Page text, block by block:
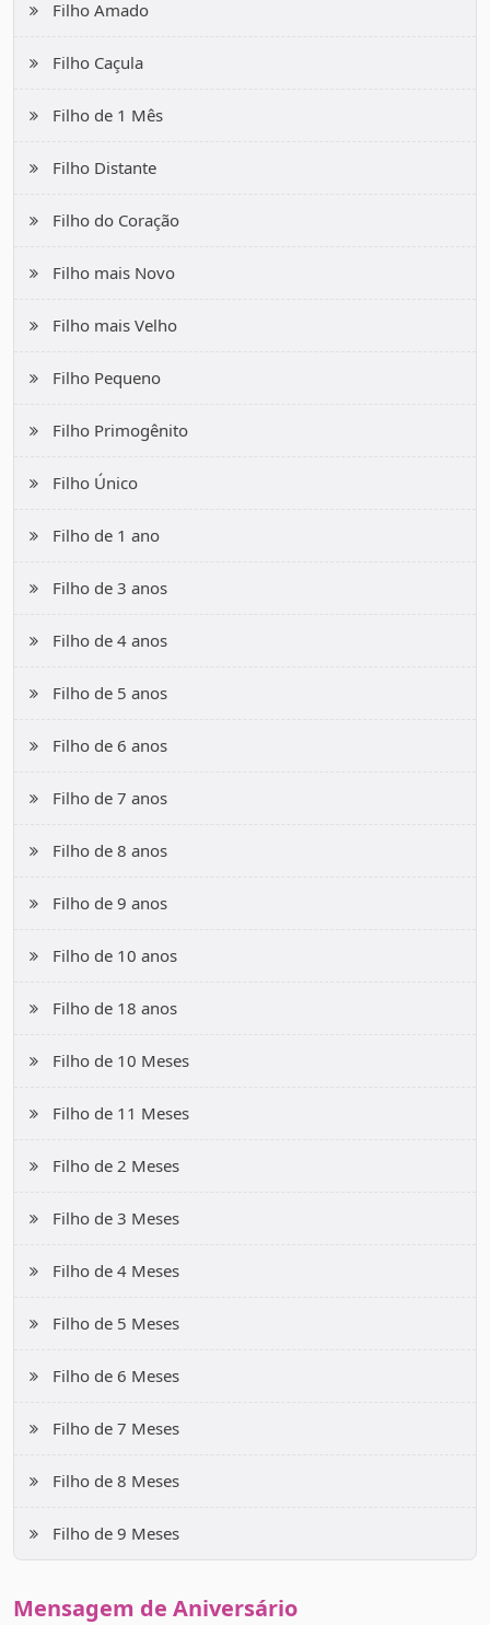
Filho Amado
Filho Caçula
Filho de 1 Mês
Filho Distante
Filho do Coração
Filho mais Novo
Filho mais Velho
Filho Pequeno
Filho Primogênito
Filho Único
Filho de 1 ano
Filho de 3 anos
Filho de 4 anos
Filho de 5 anos
Filho de 6 anos
Filho de 7 anos
Filho de 8 anos
Filho de 9 anos
Filho de 10 anos
Filho de 18 anos
Filho de 10 Meses
Filho de 11 Meses
Filho de 2 Meses
Filho de 3 Meses
Filho de 4 Meses
Filho de 5 Meses
Filho de 6 Meses
Filho de 7 Meses
Filho de 8 Meses
Filho de 9 Meses
Mensagem de Aniversário